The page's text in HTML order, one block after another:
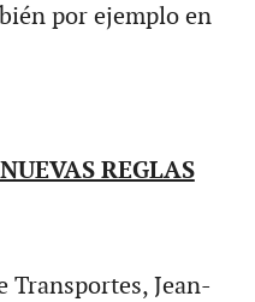
por ejemplo en
REGLAS
Transportes, Jean-